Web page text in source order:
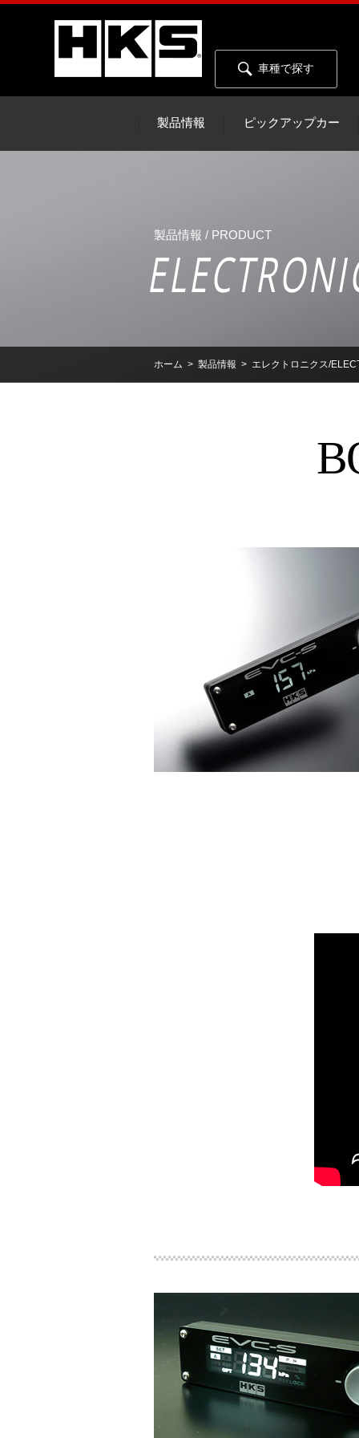
車種で探す
製品情報 ピックアップカー
製品情報 / PRODUCT
ホーム > 製品情報 > エレクトロニクス/